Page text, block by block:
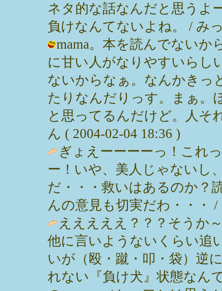
ネタ的な話なんだと思うよ
負けなんてないよね。 / み
mama。本を読んでないか
に甘い人がなりやすいらし
ないからなぁ。なんかきっ
たりなんだりっす。まぁ。
と思ってるんだけど。人そ
ん ( 2004-02-04 18:36 )
ぎょえーーーーっ！これ
ー！いや、美人じゃないし
だ・・・救いはあるのか？
んの意見も切実だわ・・・ /
えええええ？？？そうか
他に言いようないくらい追
いが（殴・蹴・叩・袋）逆
れない『負け犬』状態なん